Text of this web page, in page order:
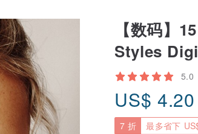
【数码】
Styles
5.0
US$ 4.20
7 折 最多省下